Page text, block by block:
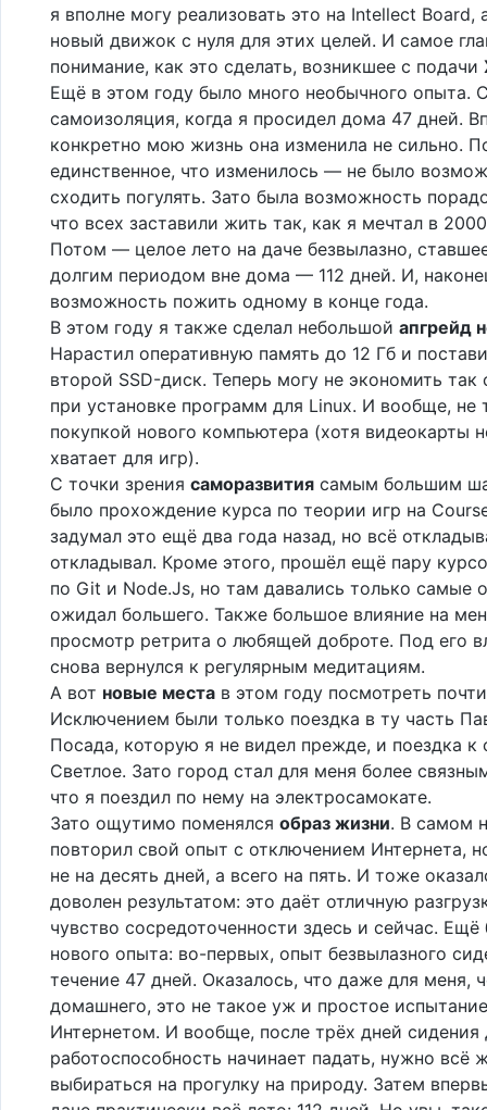
я вполне могу реализовать это на Intellect Board,
новый движок с нуля для этих целей. И самое
понимание, как это сделать, возникшее с подачи
Ещё в этом году было много необычного опыта.
самоизоляция, когда я просидел дома 47 дней.
конкретно мою жизнь она изменила не сильно.
единственное, что изменилось — не было
сходить погулять. Зато была возможность
что всех заставили жить так, как я мечтал в
Потом — целое лето на даче безвылазно,
долгим периодом вне дома — 112 дней. И,
возможность пожить одному в конце года.
В этом году я также сделал небольшой апгрейд
Нарастил оперативную память до 12 Гб и
второй SSD-диск. Теперь могу не экономить так
при установке программ для Linux. И вообще, не
покупкой нового компьютера (хотя видеокарты
хватает для игр).
С точки зрения саморазвития самым большим
было прохождение курса по теории игр на
задумал это ещё два года назад, но всё
откладывал. Кроме этого, прошёл ещё пару
по Git и Node.Js, но там давались только самые
ожидал большего. Также большое влияние на
просмотр ретрита о любящей доброте. Под его
снова вернулся к регулярным медитациям.
А вот новые места в этом году посмотреть
Исключением были только поездка в ту часть
Посада, которую я не видел прежде, и поездка к
Светлое. Зато город стал для меня более
что я поездил по нему на электросамокате.
Зато ощутимо поменялся образ жизни. В самом
повторил свой опыт с отключением Интернета,
не на десять дней, а всего на пять. И тоже
доволен результатом: это даёт отличную
чувство сосредоточенности здесь и сейчас.
нового опыта: во-первых, опыт безвылазного
течение 47 дней. Оказалось, что даже для меня,
домашнего, это не такое уж и простое
Интернетом. И вообще, после трёх дней сидения
работоспособность начинает падать, нужно всё
выбираться на прогулку на природу. Затем